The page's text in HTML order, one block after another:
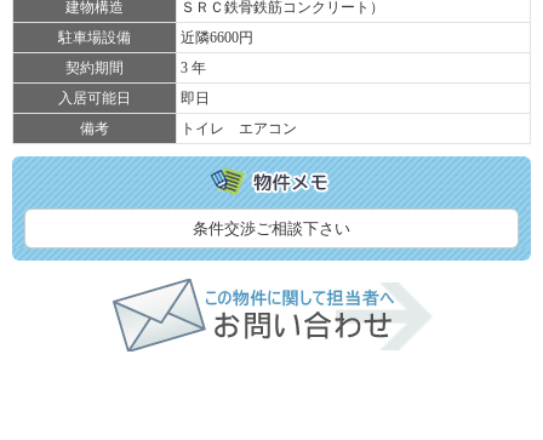
建物構造
ＳＲＣ鉄骨鉄筋コンクリート）
駐車場設備
近隣6600円
契約期間
3 年
入居可能日
即日
備考
トイレ エアコン
条件交渉ご相談下さい